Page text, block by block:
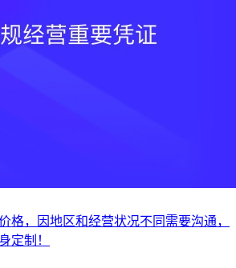
格，因地区和经营状况不同需要沟通，
定制！